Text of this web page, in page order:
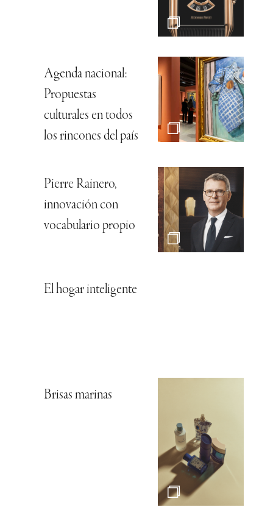
Agenda nacional:
Propuestas
culturales en todos
los rincones del país
Pierre Rainero,
innovación con
vocabulario propio
El hogar inteligente
Brisas marinas